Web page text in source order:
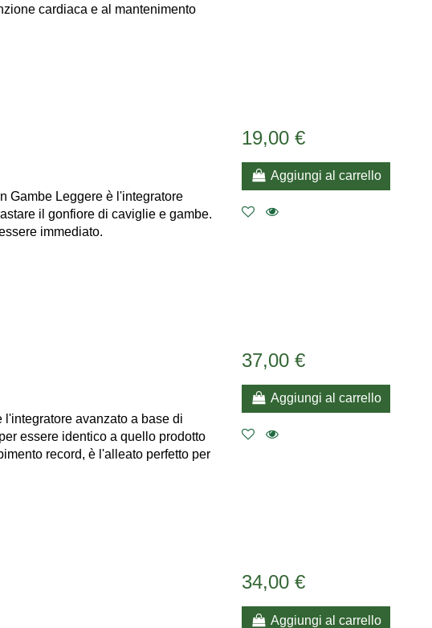
cardiaca e al mantenimento
Gambe Leggere è l'integratore
il gonfiore di caviglie e gambe.
immediato.
19,00 €
Aggiungi al carrello
avanzato a base di
essere identico a quello prodotto
record, è l'alleato perfetto per
37,00 €
Aggiungi al carrello
34,00 €
Aggiungi al carrello